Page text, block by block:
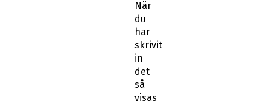
När
du
har
skrivit
in
det
så
visas